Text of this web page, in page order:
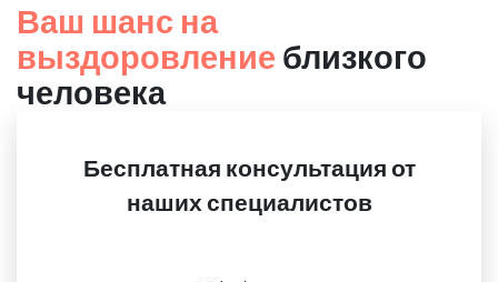
Ваш шанс на
выздоровление близкого
человека
Бесплатная консультация от
наших специалистов